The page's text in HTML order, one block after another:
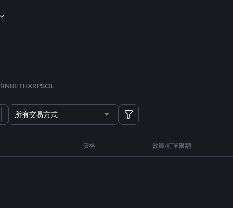
BNBETHXRPSOL
所有交易方式
價格 數量/訂單限額